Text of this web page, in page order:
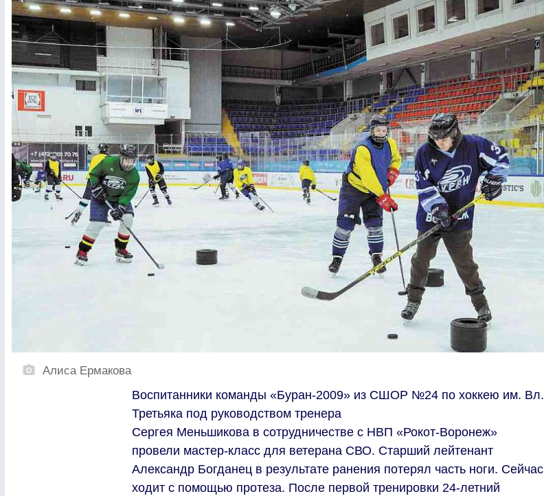
Алиса Ермакова
Воспитанники команды «Буран-2009» из СШОР №24 по хоккею им. Вл.
Третьяка под руководством тренера
Сергея Меньшикова в сотрудничестве с НВП «Рокот-Воронеж»
провели мастер-класс для ветерана СВО. Старший лейтенант
Александр Богданец в результате ранения потерял часть ноги. Сейчас
ходит с помощью протеза. После первой тренировки 24-летний